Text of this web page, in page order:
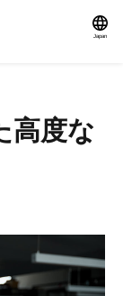
Japan
高度な